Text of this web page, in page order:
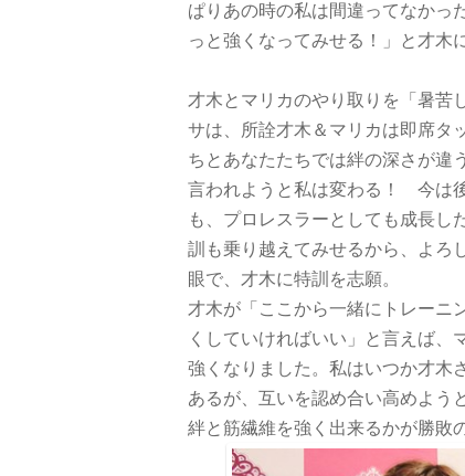
ぱりあの時の私は間違ってなかっ
っと強くなってみせる！」と才木
才木とマリカのやり取りを「暑苦
サは、所詮才木＆ マリカは即席タ
ちとあなたたちでは絆の深さが違
言われようと私は変わる！ 今は
も、 プロレスラーとしても成長
訓も乗り越えてみせるから、
よろ
眼で、才木に特訓を志願。
才木が「ここから一緒にトレーニ
くしていければいい」と言えば、
強くなりました。 私はいつか才木
あるが、 互いを認め合い高めよう
絆と筋繊維を強く出来るかが勝敗